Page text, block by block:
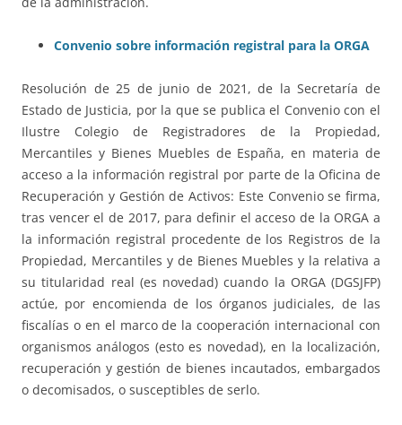
Convenio sobre información registral para la ORGA
Resolución de 25 de junio de 2021, de la Secretaría de
Estado de Justicia, por la que se publica el Convenio con el
Ilustre Colegio de Registradores de la Propiedad,
Mercantiles y Bienes Muebles de España, en materia de
acceso a la información registral por parte de la Oficina de
Recuperación y Gestión de Activos: Este Convenio se firma,
tras vencer el de 2017, para definir el acceso de la ORGA a
la información registral procedente de los Registros de la
Propiedad, Mercantiles y de Bienes Muebles y la relativa a
su titularidad real (es novedad) cuando la ORGA (DGSJFP)
actúe, por encomienda de los órganos judiciales, de las
fiscalías o en el marco de la cooperación internacional con
organismos análogos (esto es novedad), en la localización,
recuperación y gestión de bienes incautados, embargados
o decomisados, o susceptibles de serlo.